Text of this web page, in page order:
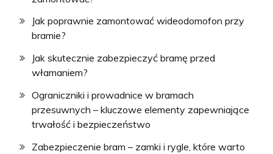
Jak poprawnie zamontować wideodomofon przy
bramie?
Jak skutecznie zabezpieczyć bramę przed
włamaniem?
Ograniczniki i prowadnice w bramach
przesuwnych – kluczowe elementy zapewniające
trwałość i bezpieczeństwo
Zabezpieczenie bram – zamki i rygle, które warto